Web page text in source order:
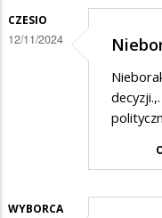
CZESIO
12/11/2024
WYBORCA